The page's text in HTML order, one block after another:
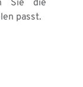
Sie die
passt.